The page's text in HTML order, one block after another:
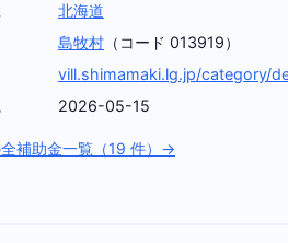
北海道
島牧村 （コード 013919）
vill.shimamaki.lg.jp/category/
2026-05-15
補助金一覧（19 件）→